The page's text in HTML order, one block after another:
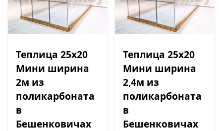
Теплица 25х20
Мини ширина
2м из
поликарбоната
в
Бешенковичах
Теплица 25х20
Мини ширина
2,4м из
поликарбоната
в
Бешенковичах